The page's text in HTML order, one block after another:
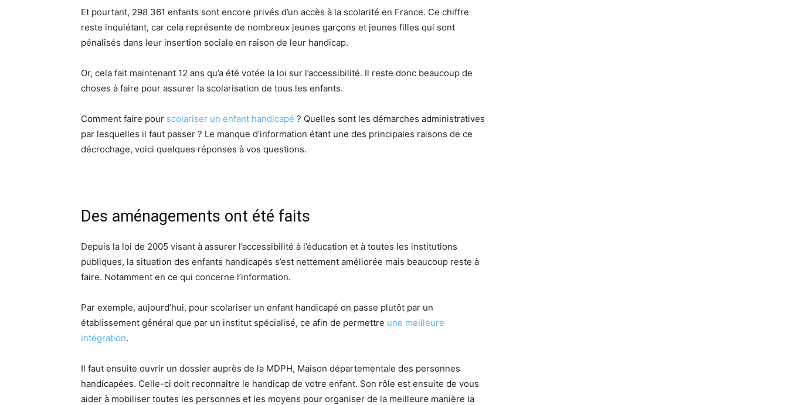
Et pourtant, 298 361 enfants sont encore privés d’un accès à la scolarité en France. Ce chiffre
reste inquiétant, car cela représente de nombreux jeunes garçons et jeunes filles qui sont
pénalisés dans leur insertion sociale en raison de leur handicap.
Or, cela fait maintenant 12 ans qu’a été votée la loi sur l’accessibilité. Il reste donc beaucoup de
choses à faire pour assurer la scolarisation de tous les enfants.
Comment faire pour scolariser un enfant handicapé ? Quelles sont les démarches administratives
par lesquelles il faut passer ? Le manque d’information étant une des principales raisons de ce
décrochage, voici quelques réponses à vos questions.
Des aménagements ont été faits
Depuis la loi de 2005 visant à assurer l’accessibilité à l’éducation et à toutes les institutions
publiques, la situation des enfants handicapés s’est nettement améliorée mais beaucoup reste à
faire. Notamment en ce qui concerne l’information.
Par exemple, aujourd’hui, pour scolariser un enfant handicapé on passe plutôt par un
établissement général que par un institut spécialisé, ce afin de permettre une meilleure
intégration.
Il faut ensuite ouvrir un dossier auprès de la MDPH, Maison départementale des personnes
handicapées. Celle-ci doit reconnaître le handicap de votre enfant. Son rôle est ensuite de vous
aider à mobiliser toutes les personnes et les moyens pour organiser de la meilleure manière la